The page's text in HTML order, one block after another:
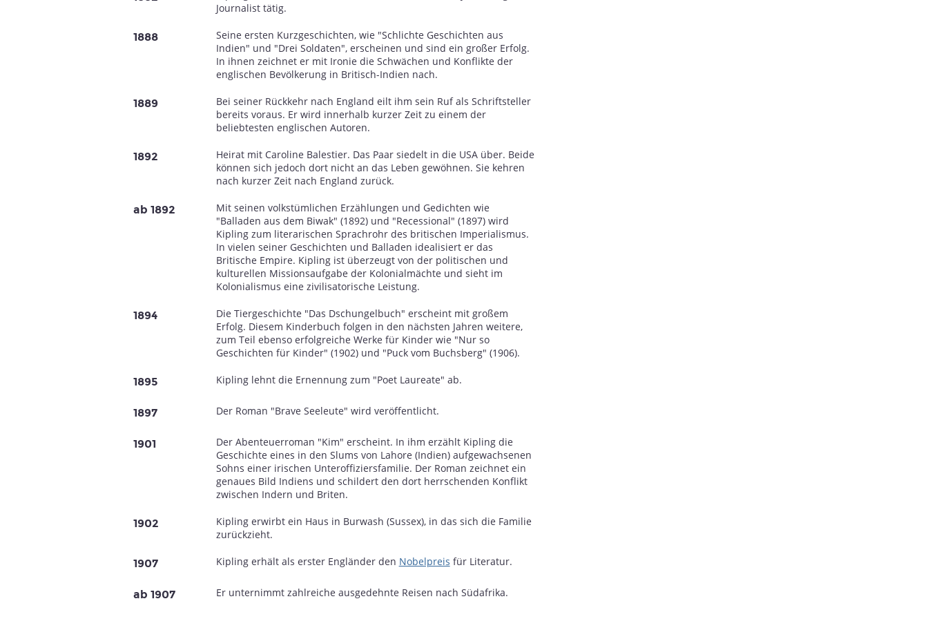
Journalist tätig.
1888
Seine ersten Kurzgeschichten, wie "Schlichte Geschichten aus
Indien" und "Drei Soldaten", erscheinen und sind ein großer Erfolg.
In ihnen zeichnet er mit Ironie die Schwächen und Konflikte der
englischen Bevölkerung in Britisch-Indien nach.
1889
Bei seiner Rückkehr nach England eilt ihm sein Ruf als Schriftsteller
bereits voraus. Er wird innerhalb kurzer Zeit zu einem der
beliebtesten englischen Autoren.
1892
Heirat mit Caroline Balestier. Das Paar siedelt in die USA über. Beide
können sich jedoch dort nicht an das Leben gewöhnen. Sie kehren
nach kurzer Zeit nach England zurück.
ab 1892
Mit seinen volkstümlichen Erzählungen und Gedichten wie
"Balladen aus dem Biwak" (1892) und "Recessional" (1897) wird
Kipling zum literarischen Sprachrohr des britischen Imperialismus.
In vielen seiner Geschichten und Balladen idealisiert er das
Britische Empire. Kipling ist überzeugt von der politischen und
kulturellen Missionsaufgabe der Kolonialmächte und sieht im
Kolonialismus eine zivilisatorische Leistung.
1894
Die Tiergeschichte "Das Dschungelbuch" erscheint mit großem
Erfolg. Diesem Kinderbuch folgen in den nächsten Jahren weitere,
zum Teil ebenso erfolgreiche Werke für Kinder wie "Nur so
Geschichten für Kinder" (1902) und "Puck vom Buchsberg" (1906).
1895 Kipling lehnt die Ernennung zum "Poet Laureate" ab.
1897 Der Roman "Brave Seeleute" wird veröffentlicht.
1901
Der Abenteuerroman "Kim" erscheint. In ihm erzählt Kipling die
Geschichte eines in den Slums von Lahore (Indien) aufgewachsenen
Sohns einer irischen Unteroffiziersfamilie. Der Roman zeichnet ein
genaues Bild Indiens und schildert den dort herrschenden Konflikt
zwischen Indern und Briten.
1902
Kipling erwirbt ein Haus in Burwash (Sussex), in das sich die Familie
zurückzieht.
1907 Kipling erhält als erster Engländer den Nobelpreis für Literatur.
ab 1907 Er unternimmt zahlreiche ausgedehnte Reisen nach Südafrika.